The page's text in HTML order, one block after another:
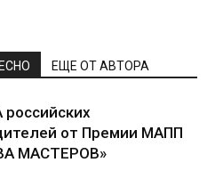
ЕЩЕ ОТ АВТОРА
от Премии МАПП
МАСТЕРОВ»